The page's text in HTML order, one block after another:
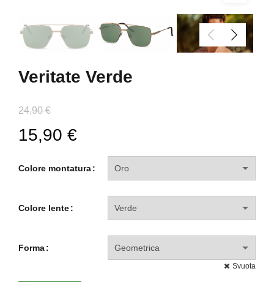
Veritate Verde
24,90€
15,90 €
Colore montatura
Colore lente
Forma
Svuota